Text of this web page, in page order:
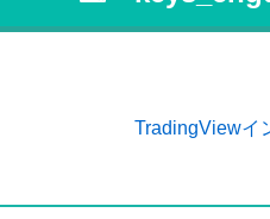
TradingViewイ